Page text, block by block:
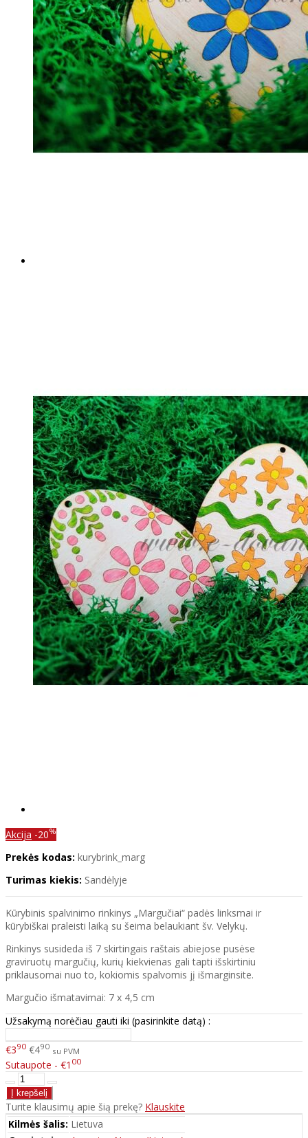
Akcija -20%
Prekės kodas: kurybrink_marg
Turimas kiekis: Sandėlyje
Kūrybinis spalvinimo rinkinys „Margučiai“ padės linksmai ir
kūrybiškai praleisti laiką su šeima belaukiant šv. Velykų.
Rinkinys susideda iš 7 skirtingais raštais abiejose pusėse
graviruotų margučių, kurių kiekvienas gali tapti išskirtiniu
priklausomai nuo to, kokiomis spalvomis jį išmarginsite.
Margučio išmatavimai: 7 x 4,5 cm
Užsakymą norėčiau gauti iki (pasirinkite datą) :
€390 €490 su PVM
Sutaupote - €1 00
Turite klausimų apie šią prekę? Klauskite
Kilmės šalis: Lietuva